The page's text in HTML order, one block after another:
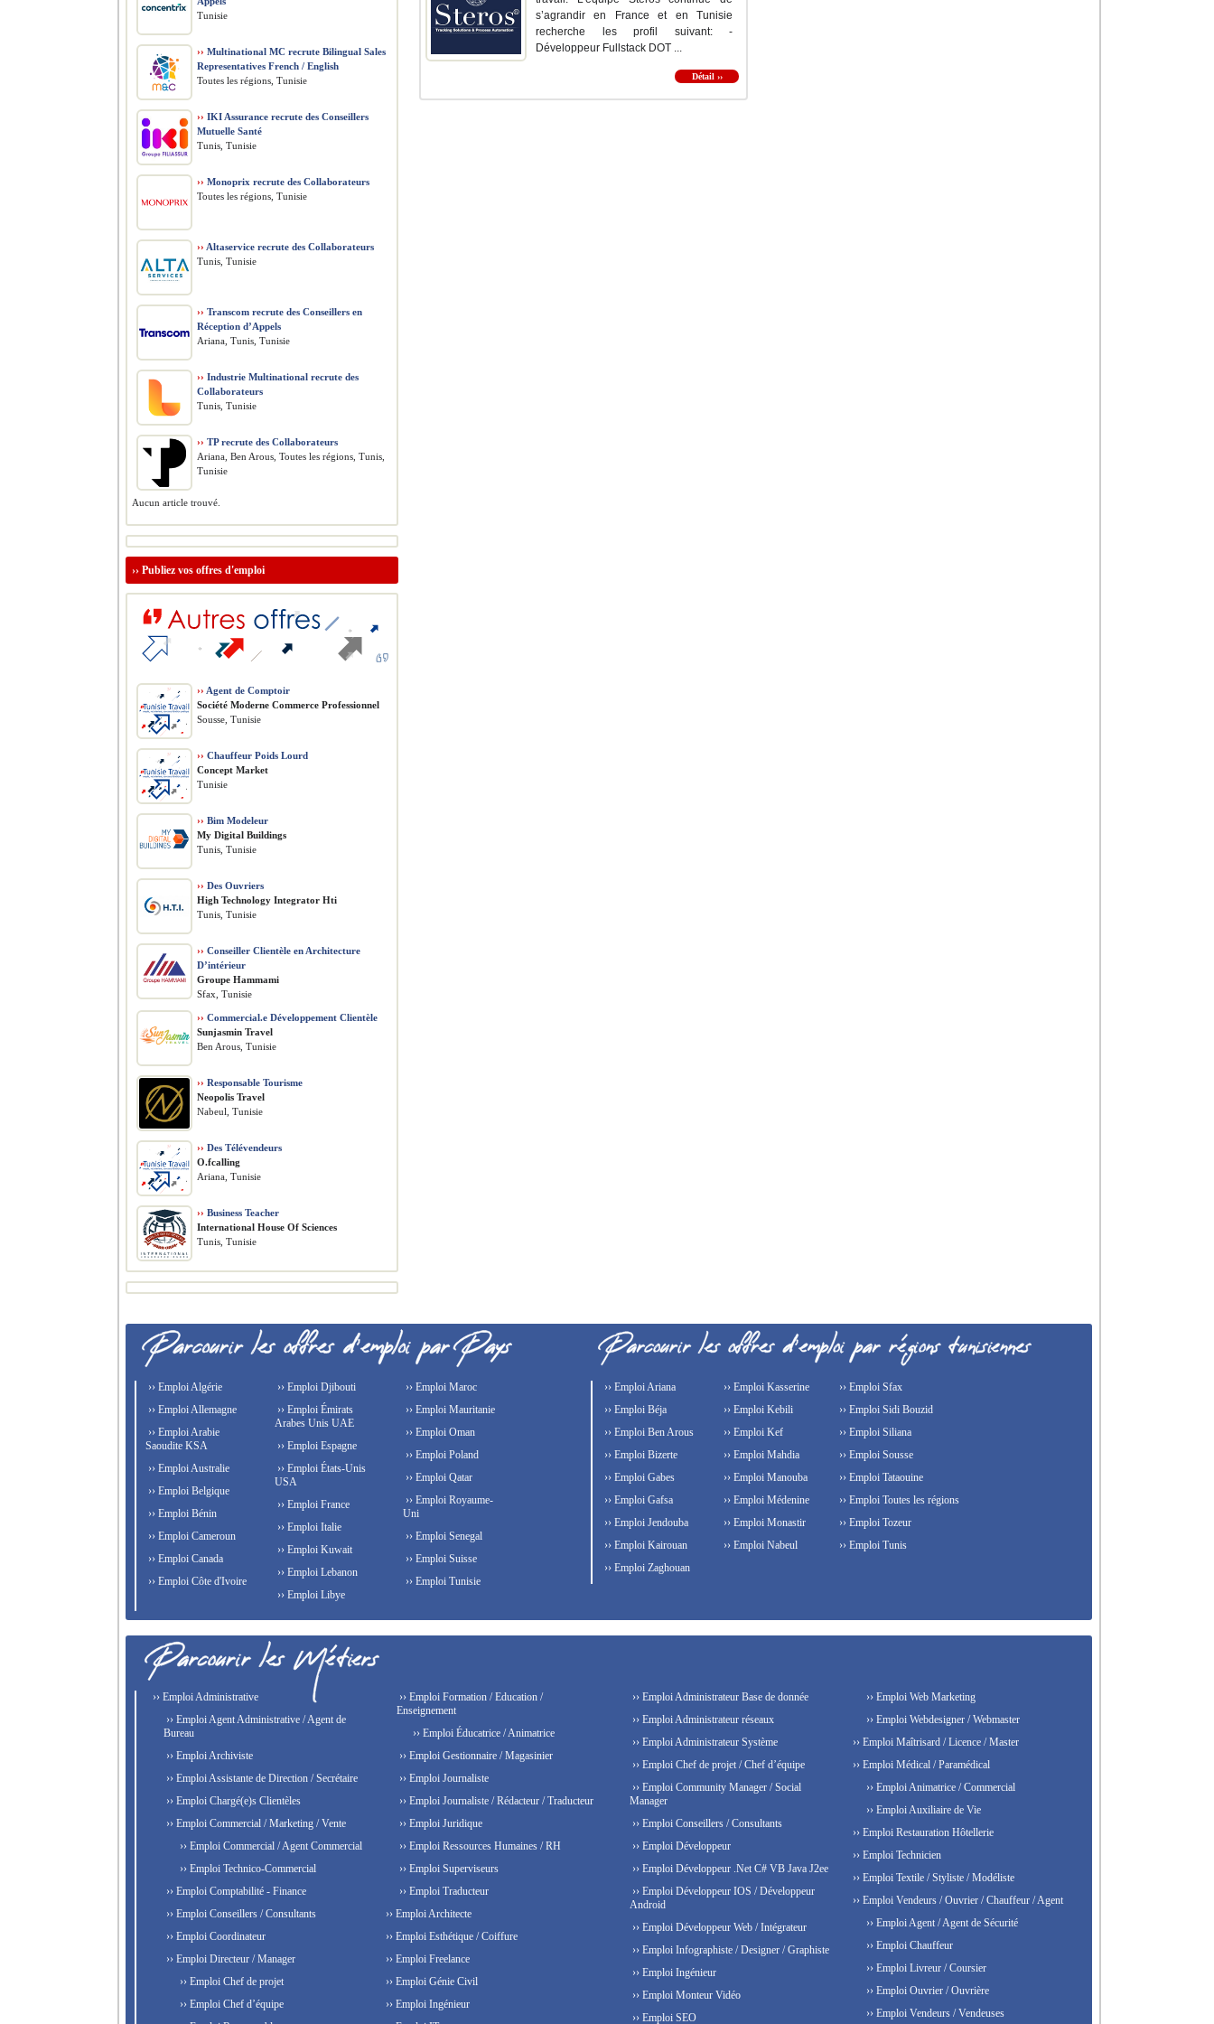
s’agrandir en France et en Tunisie
recherche les profil suivant: -
Développeur Fullstack DOT ...
Détail ››
Tunisie
›› Multinational MC recrute Bilingual Sales
Representatives French / English
Toutes les régions, Tunisie
›› IKI Assurance recrute des Conseillers
Mutuelle Santé
Tunis, Tunisie
›› Monoprix recrute des Collaborateurs
Toutes les régions, Tunisie
›› Altaservice recrute des Collaborateurs
Tunis, Tunisie
›› Transcom recrute des Conseillers en
Réception d’Appels
Ariana, Tunis, Tunisie
›› Industrie Multinational recrute des
Collaborateurs
Tunis, Tunisie
›› TP recrute des Collaborateurs
Ariana, Ben Arous, Toutes les régions, Tunis,
Tunisie
Aucun article trouvé.
›› Publiez vos offres d'emploi
›› Agent de Comptoir
Société Moderne Commerce Professionnel
Sousse, Tunisie
›› Chauffeur Poids Lourd
Concept Market
Tunisie
›› Bim Modeleur
My Digital Buildings
Tunis, Tunisie
›› Des Ouvriers
High Technology Integrator Hti
Tunis, Tunisie
›› Conseiller Clientèle en Architecture
D’intérieur
Groupe Hammami
Sfax, Tunisie
›› Commercial.e Développement Clientèle
Sunjasmin Travel
Ben Arous, Tunisie
›› Responsable Tourisme
Neopolis Travel
Nabeul, Tunisie
›› Des Télévendeurs
O.fcalling
Ariana, Tunisie
›› Business Teacher
International House Of Sciences
Tunis, Tunisie
›› Emploi Algérie
›› Emploi Allemagne
›› Emploi Arabie
Saoudite KSA
›› Emploi Australie
›› Emploi Belgique
›› Emploi Bénin
›› Emploi Cameroun
›› Emploi Canada
›› Emploi Côte d'Ivoire
›› Emploi Djibouti
›› Emploi Émirats
Arabes Unis UAE
›› Emploi Espagne
›› Emploi États-Unis
USA
›› Emploi France
›› Emploi Italie
›› Emploi Kuwait
›› Emploi Lebanon
›› Emploi Libye
›› Emploi Maroc
›› Emploi Mauritanie
›› Emploi Oman
›› Emploi Poland
›› Emploi Qatar
›› Emploi Royaume-
Uni
›› Emploi Senegal
›› Emploi Suisse
›› Emploi Tunisie
›› Emploi Ariana
›› Emploi Béja
›› Emploi Ben Arous
›› Emploi Bizerte
›› Emploi Gabes
›› Emploi Gafsa
›› Emploi Jendouba
›› Emploi Kairouan
›› Emploi Kasserine
›› Emploi Kebili
›› Emploi Kef
›› Emploi Mahdia
›› Emploi Manouba
›› Emploi Médenine
›› Emploi Monastir
›› Emploi Nabeul
›› Emploi Sfax
›› Emploi Sidi Bouzid
›› Emploi Siliana
›› Emploi Sousse
›› Emploi Tataouine
›› Emploi Toutes les régions
›› Emploi Tozeur
›› Emploi Tunis
›› Emploi Zaghouan
›› Emploi Administrative
›› Emploi Agent Administrative / Agent de
Bureau
›› Emploi Archiviste
›› Emploi Assistante de Direction / Secrétaire
›› Emploi Chargé(e)s Clientèles
›› Emploi Commercial / Marketing / Vente
›› Emploi Commercial / Agent Commercial
›› Emploi Technico-Commercial
›› Emploi Comptabilité - Finance
›› Emploi Conseillers / Consultants
›› Emploi Coordinateur
›› Emploi Directeur / Manager
›› Emploi Chef de projet
›› Emploi Chef d’équipe
›› Emploi Formation / Education /
Enseignement
›› Emploi Éducatrice / Animatrice
›› Emploi Gestionnaire / Magasinier
›› Emploi Journaliste
›› Emploi Journaliste / Rédacteur / Traducteur
›› Emploi Juridique
›› Emploi Ressources Humaines / RH
›› Emploi Superviseurs
›› Emploi Traducteur
›› Emploi Architecte
›› Emploi Esthétique / Coiffure
›› Emploi Freelance
›› Emploi Génie Civil
›› Emploi Ingénieur
›› Emploi Administrateur Base de donnée
›› Emploi Administrateur réseaux
›› Emploi Administrateur Système
›› Emploi Chef de projet / Chef d’équipe
›› Emploi Community Manager / Social
Manager
›› Emploi Conseillers / Consultants
›› Emploi Développeur
›› Emploi Développeur .Net C# VB Java J2ee
›› Emploi Développeur IOS / Développeur
Android
›› Emploi Développeur Web / Intégrateur
›› Emploi Infographiste / Designer / Graphiste
›› Emploi Ingénieur
›› Emploi Monteur Vidéo
›› Emploi SEO
›› Emploi Web Marketing
›› Emploi Webdesigner / Webmaster
›› Emploi Maîtrisard / Licence / Master
›› Emploi Médical / Paramédical
›› Emploi Animatrice / Commercial
›› Emploi Auxiliaire de Vie
›› Emploi Restauration Hôtellerie
›› Emploi Technicien
›› Emploi Textile / Styliste / Modéliste
›› Emploi Vendeurs / Ouvrier / Chauffeur / Agent
›› Emploi Agent / Agent de Sécurité
›› Emploi Chauffeur
›› Emploi Livreur / Coursier
›› Emploi Ouvrier / Ouvrière
›› Emploi Vendeurs / Vendeuses